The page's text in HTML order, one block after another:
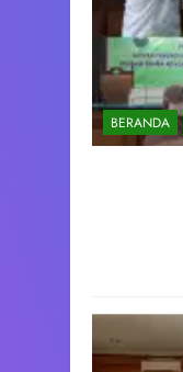
BERANDA